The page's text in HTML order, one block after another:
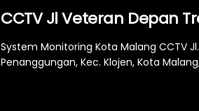
CCTV Jl Veteran Depan
System Monitoring Kota Malang CCTV
Penanggungan, Kec. Klojen, Kota